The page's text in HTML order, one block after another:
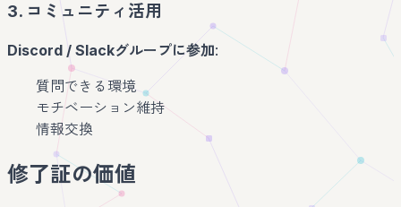
3. コミュニティ活用
Discord / Slackグループに参加:
質問できる環境
モチベーション維持
情報交換
修了証の価値